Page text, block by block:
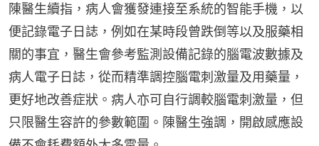
陳醫生續指，病人會獲發連接至系統的智能手機，以
便記錄電子日誌，例如在某時段曾跌倒等以及服藥相
關的事宜，醫生會參考監測設備記錄的腦電波數據及
病人電子日誌，從而精準調控腦電刺激量及用藥量，
更好地改善症狀。病人亦可自行調較腦電刺激量，但
只限醫生容許的參數範圍。陳醫生強調，開啟感應設